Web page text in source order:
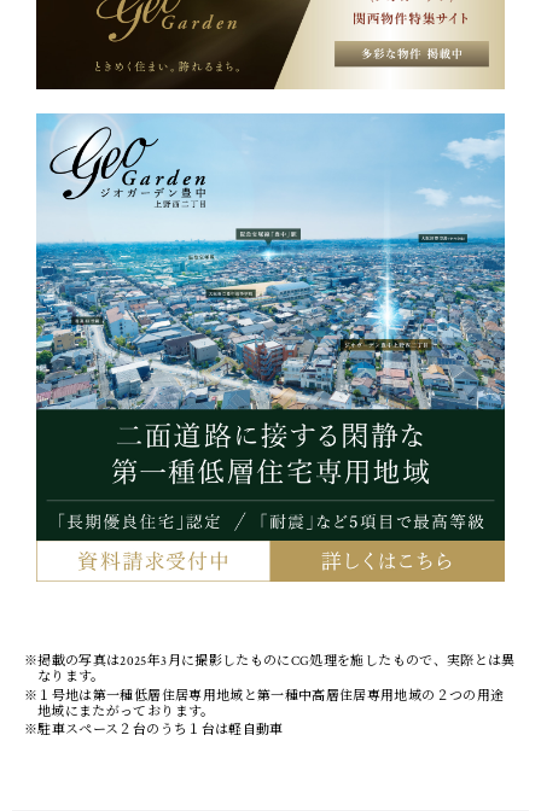
※掲載の写真は2025年3月に撮影したものにCG処理を施したもので、実際とは異
なります。
※１号地は第一種低層住居専用地域と第一種中高層住居専用地域の２つの用途
地域にまたがっております。
※駐車スペース２台のうち１台は軽自動車